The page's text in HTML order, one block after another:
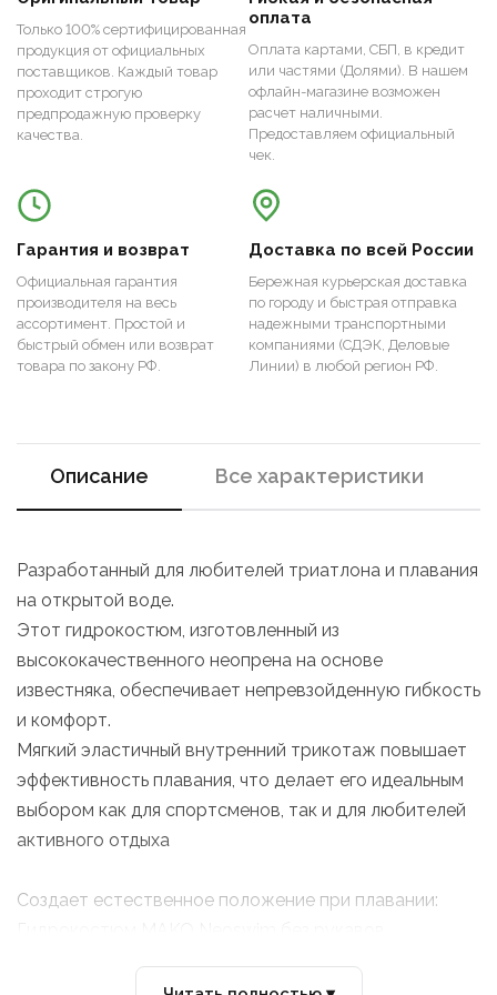
Только 100% сертифицированная
продукция от официальных
поставщиков. Каждый товар
проходит строгую
предпродажную проверку
качества.
оплата
Оплата картами, СБП, в кредит
или частями (Долями). В нашем
офлайн-магазине возможен
расчет наличными.
Предоставляем официальный
чек.
Гарантия и возврат
Официальная гарантия
производителя на весь
ассортимент. Простой и
быстрый обмен или возврат
товара по закону РФ.
Доставка по всей России
Бережная курьерская доставка
по городу и быстрая отправка
надежными транспортными
компаниями (СДЭК, Деловые
Линии) в любой регион РФ.
Описание Все характеристики
Разработанный для любителей триатлона и плавания
на открытой воде.
Этот гидрокостюм, изготовленный из
высококачественного неопрена на основе
известняка, обеспечивает непревзойденную гибкость
и комфорт.
Мягкий эластичный внутренний трикотаж повышает
эффективность плавания, что делает его идеальным
выбором как для спортсменов, так и для любителей
активного отдыха
Создает естественное положение при плавании:
естественную позу при плавании, обеспечивая